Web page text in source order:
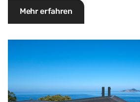
Mehr erfahren